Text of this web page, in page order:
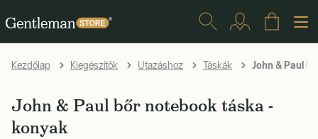
Kezdőlap Kiegészítők Utazáshoz Táskák John & Paul
John & Paul bőr notebook táska -
konyak